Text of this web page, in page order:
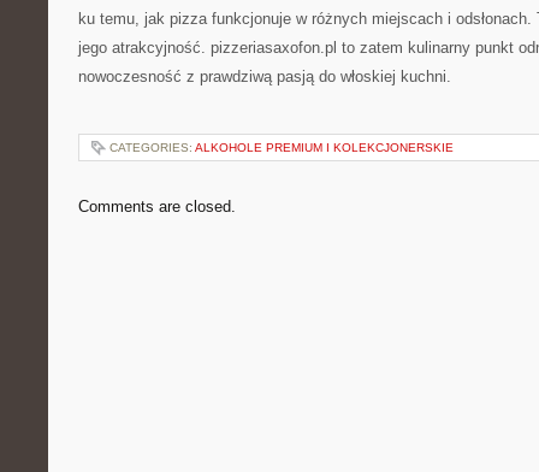
ku temu, jak pizza funkcjonuje w różnych miejscach i odsłonach.
jego atrakcyjność. pizzeriasaxofon.pl to zatem kulinarny punkt
nowoczesność z prawdziwą pasją do włoskiej kuchni.
CATEGORIES: ALKOHOLE PREMIUM I KOLEKCJONERSKIE
Comments are closed.